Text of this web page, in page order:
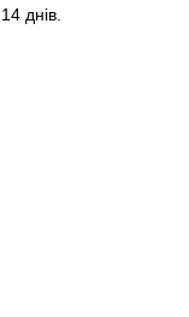
днів.